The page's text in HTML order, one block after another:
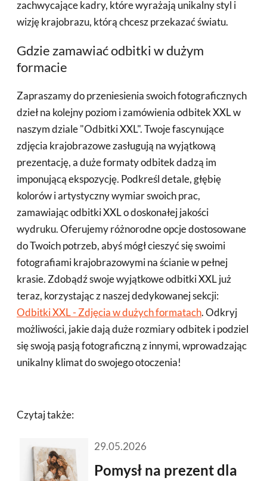
zachwycające kadry, które wyrażają unikalny styl i
wizję krajobrazu, którą chcesz przekazać światu.
Gdzie zamawiać odbitki w dużym
formacie
Zapraszamy do przeniesienia swoich fotograficznych
dzieł na kolejny poziom i zamówienia odbitek XXL w
naszym dziale "Odbitki XXL". Twoje fascynujące
zdjęcia krajobrazowe zasługują na wyjątkową
prezentację, a duże formaty odbitek dadzą im
imponującą ekspozycję. Podkreśl detale, głębię
kolorów i artystyczny wymiar swoich prac,
zamawiając odbitki XXL o doskonałej jakości
wydruku. Oferujemy różnorodne opcje dostosowane
do Twoich potrzeb, abyś mógł cieszyć się swoimi
fotografiami krajobrazowymi na ścianie w pełnej
krasie. Zdobądź swoje wyjątkowe odbitki XXL już
teraz, korzystając z naszej dedykowanej sekcji:
Odbitki XXL - Zdjęcia w dużych formatach. Odkryj
możliwości, jakie dają duże rozmiary odbitek i podziel
się swoją pasją fotograficzną z innymi, wprowadzając
unikalny klimat do swojego otoczenia!
Czytaj także:
29.05.2026
Pomysł na prezent dla